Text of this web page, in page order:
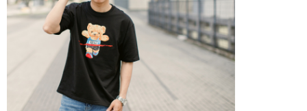
ATM／網路銀行／等多元方式進行付款，方視為交易完成。
※ 請注意：結帳手續完成當下不需立刻繳費，但若您需要取消訂單，請聯絡
購買商品的店家。未經商家同意取消之訂單仍視為有效，需透過AFTEE先享
後付繳納相關費用。
※ 交易是否成功請以「AFTEE先享後付 」之結帳頁面顯示為準，若有關於
是否繳費成功／繳費後需取消欲退款等相關疑問，請聯繫「AFTEE先享後付
客戶支援中心」
https://netprotections.freshdesk.com/support/home
【注意事項】
7-11付款取貨
每筆NT$80，滿NT$1,800(含以上)免運費
先付款後7-11取貨
每筆NT$80，滿NT$1,800(含以上)免運費
宅配